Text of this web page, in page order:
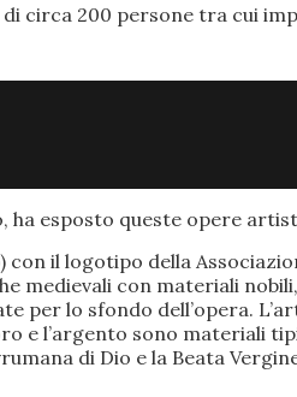
di circa 200 persone tra cui
ha esposto queste opere
con il logotipo della
medievali con materiali
per lo sfondo dell’opera.
e l’argento sono materiali
di Dio e la Beata